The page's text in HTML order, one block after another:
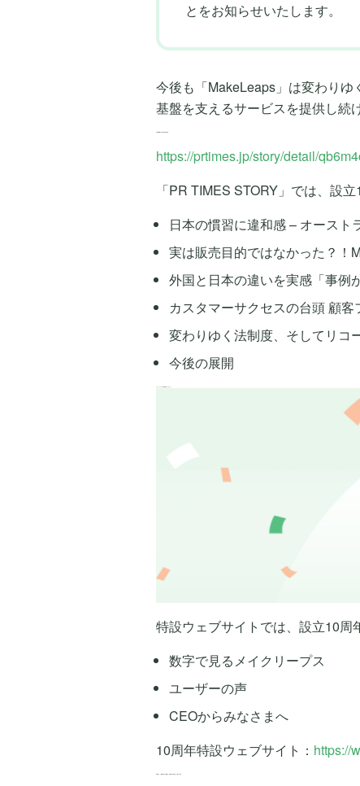
とをお知らせいたします。
今後も「MakeLeaps」は変わり
基盤を支えるサービスを提供し続
https://prtimes.jp/story/detail/
「PR TIMES STORY」では、設
日本の慣習に違和感 – オース
実は販売目的ではなかった？！
外国と日本の違いを実感「事例
カスタマーサクセスの台頭 顧
変わりゆく法制度、そしてリコ
今後の展開
特設ウェブサイトでは、設立10周
数字で見るメイクリープス
ユーザーの声
CEOからみなさまへ
10周年特設ウェブサイト： https://